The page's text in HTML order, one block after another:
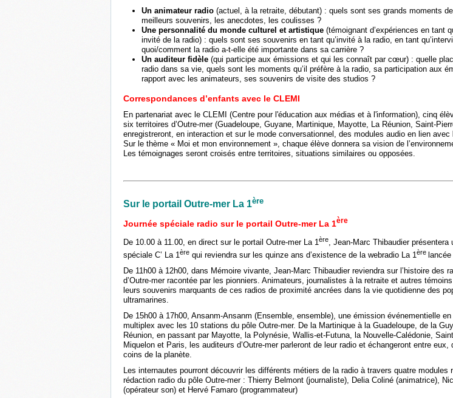
Un animateur radio (actuel, à la retraite, débutant) : quels sont ses grands moments
meilleurs souvenirs, les anecdotes, les coulisses ?
Une personnalité du monde culturel et artistique (témoignant d’expériences en tant
invité de la radio) : quels sont ses souvenirs en tant qu’invité à la radio, en tant
quoi/comment la radio a-t-elle été importante dans sa carrière ?
Un auditeur fidèle (qui participe aux émissions et qui les connaît par cœur) : quelle
radio dans sa vie, quels sont les moments qu’il préfère à la radio, sa participation aux
rapport avec les animateurs, ses souvenirs de visite des studios ?
Correspondances d’enfants avec le CLEMI
En partenariat avec le CLEMI (Centre pour l'éducation aux médias et à l'information), cinq
six territoires d’Outre-mer (Guadeloupe, Guyane, Martinique, Mayotte, La Réunion, Saint-
enregistreront, en interaction et sur le mode conversationnel, des modules audio en lien avec
Sur le thème « Moi et mon environnement », chaque élève donnera sa vision de
Les témoignages seront croisés entre territoires, situations similaires ou opposées.
Sur le portail Outre-mer La 1ère
Journée spéciale radio sur le portail Outre-mer La 1ère
De 10.00 à 11.00, en direct sur le portail Outre-mer La 1ère, Jean-Marc Thibaudier présentera
spéciale C’ La 1ère qui reviendra sur les quinze ans d’existence de la webradio La 1ère
De 11h00 à 12h00, dans Mémoire vivante, Jean-Marc Thibaudier reviendra sur l’histoire des
d’Outre-mer racontée par les pionniers. Animateurs, journalistes à la retraite et autres
leurs souvenirs marquants de ces radios de proximité ancrées dans la vie quotidienne des
ultramarines.
De 15h00 à 17h00, Ansanm-Ansanm (Ensemble, ensemble), une émission événementielle
multiplex avec les 10 stations du pôle Outre-mer. De la Martinique à la Guadeloupe, de la
Réunion, en passant par Mayotte, la Polynésie, Wallis-et-Futuna, la Nouvelle-Calédonie,
Miquelon et Paris, les auditeurs d’Outre-mer parleront de leur radio et échangeront entre eux,
coins de la planète.
Les internautes pourront découvrir les différents métiers de la radio à travers quatre modules
rédaction radio du pôle Outre-mer : Thierry Belmont (journaliste), Delia Coliné (animatrice),
(opérateur son) et Hervé Famaro (programmateur)